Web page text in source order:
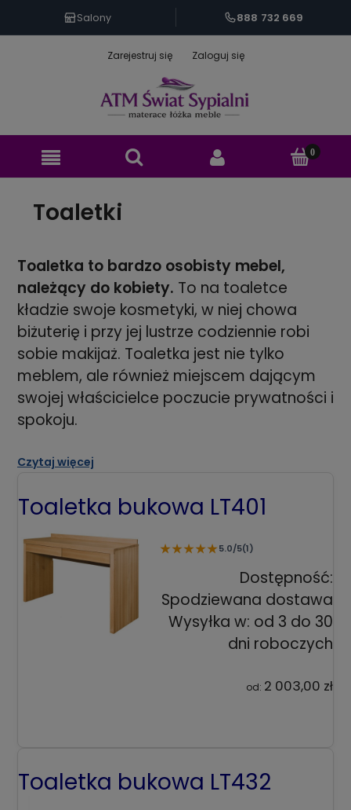
Salony 888 732 669
Zarejestruj się Zaloguj się
Toaletki
Toaletka to bardzo osobisty mebel,
należący do kobiety. To na toaletce
kładzie swoje kosmetyki, w niej chowa
biżuterię i przy jej lustrze codziennie robi
sobie makijaż. Toaletka jest nie tylko
meblem, ale również miejscem dającym
swojej właścicielce poczucie prywatności i
spokoju.
Czytaj więcej
Toaletka bukowa LT401
★★★★★5.0/5(1)
Dostępność:
Spodziewana dostawa
Wysyłka w: od 3 do 30
dni roboczych
od: 2 003,00 zł
Toaletka bukowa LT432